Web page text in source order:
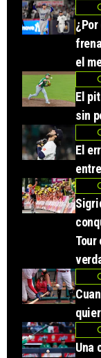
¿Por
el
El
sin
El
Tour
Una